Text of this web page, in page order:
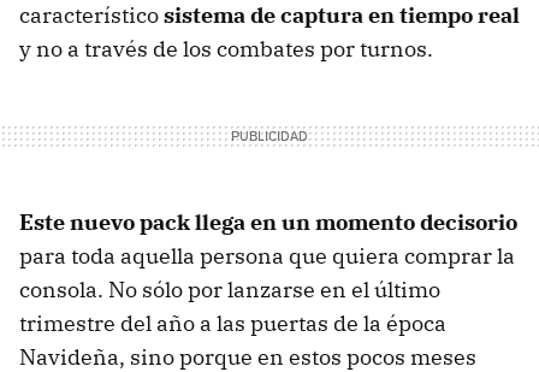
característicosistema de captura en tiempo real
y no a través de los combates por turnos.
Este nuevo pack llega en un momento decisorio
para toda aquella persona que quiera comprar la
consola. No sólo por lanzarse en el último
trimestre del año a las puertas de la época
Navideña, sino porque en estos pocos meses